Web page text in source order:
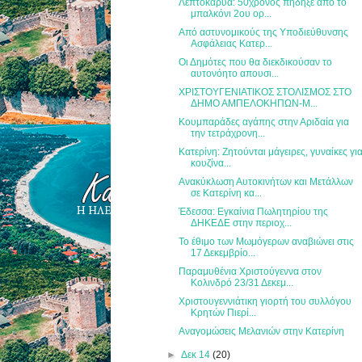
μπαλκόνι 2ου ορ...
Από αστυνομικούς της Υποδιεύθυνσης
Ασφάλειας Κατερ...
Οι Δημότες που θα διεκδικούσαν το
αυτονόητο απουσι...
ΧΡΙΣΤΟΥΓΕΝΙΑΤΙΚΟΣ ΣΤΟΛΙΣΜΟΣ ΣΤΟ
ΔΗΜΟ ΑΜΠΕΛΟΚΗΠΩΝ-Μ...
Κουμπαράδες αγάπης στην Αριδαία για
την τετράχρονη...
Κατερίνη: Ζητούνται μάγειρες, γυναίκες
κουζίνα...
Ανακύκλωση Αυτοκινήτων και Μετάλλων
σε Κατερίνη κα...
Έδεσσα: Εγκαίνια Πωλητηρίου της
ΔΗΚΕΔΕ στην περιοχ...
Το έθιμο των Μωμόγερων αναβιώνει στις
17 Δεκεμβρίο...
Παραμυθένια Χριστούγεννα στον
Κολινδρό 23/31 Δεκεμ...
Χριστουγεννιάτικη γιορτή του συλλόγου
Κρητών Πιερί...
Αναγομώσεις Μελανιών στην Κατερίνη
► Δεκ 14 (20)